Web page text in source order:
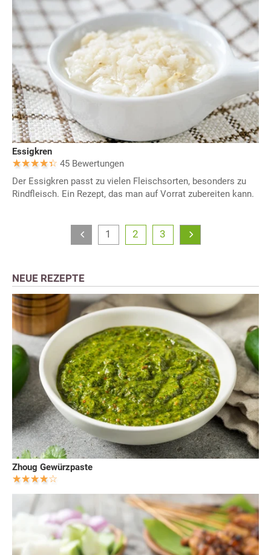
Essigkren
45 Bewertungen
Der Essigkren passt zu vielen Fleischsorten, besonders zu
Rindfleisch. Ein Rezept, das man auf Vorrat zubereiten kann.
1 2 3
NEUE REZEPTE
Zhoug Gewürzpaste